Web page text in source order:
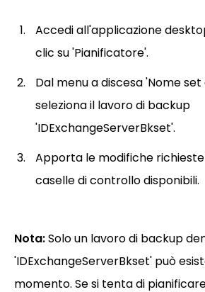
Accedi all'applicazione
clic su 'Pianificatore'.
Dal menu a discesa 'Nome
seleziona il lavoro di backup
'IDExchangeServerBkset'.
Apporta le modifiche
caselle di controllo disponibili.
Nota:Solo un lavoro di backup
'IDExchangeServerBkset' può
momento. Se si tenta di